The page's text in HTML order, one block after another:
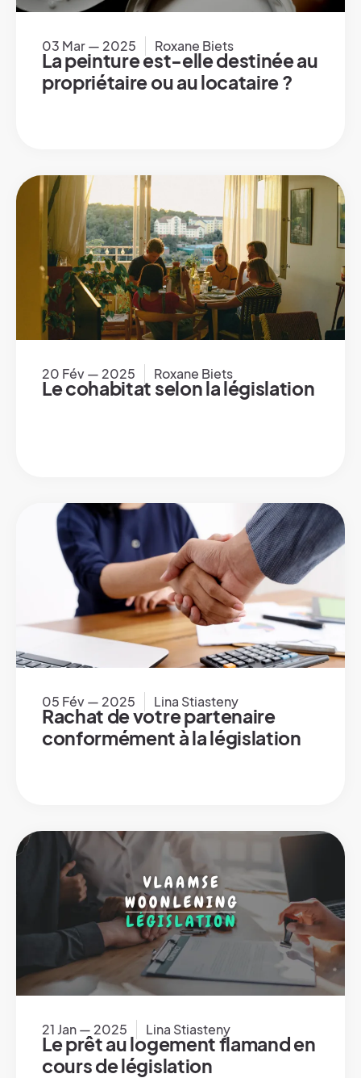
03 Mar — 2025 Roxane Biets
La peinture est-elle destinée au
propriétaire ou au locataire ?
20 Fév — 2025 Roxane Biets
Le cohabitat selon la législation
05 Fév — 2025 Lina Stiasteny
Rachat de votre partenaire
conformément à la législation
21 Jan — 2025 Lina Stiasteny
Le prêt au logement flamand en
cours de législation